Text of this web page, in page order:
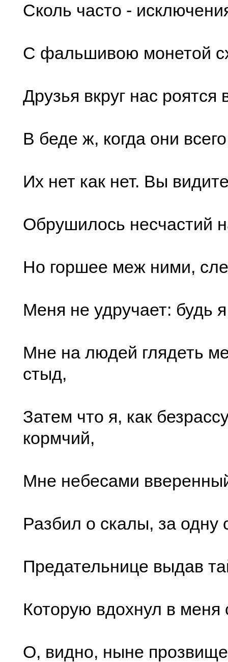
Сколь часто -
С фальшивою монетой
Друзья вкруг нас роятся
В беде ж, когда они
Их нет как нет. Вы
Обрушилось несчастий
Но горшее меж ними,
Меня не удручает: будь
Мне на людей глядеть
стыд,
Затем что я, как
кормчий,
Мне небесами
Разбил о скалы, за одну
Предательнице выдав
Которую вдохнул в меня
О, видно, ныне